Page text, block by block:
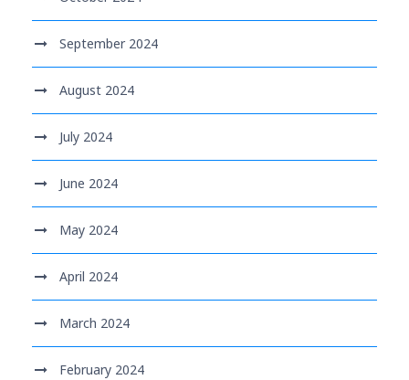
September 2024
August 2024
July 2024
June 2024
May 2024
April 2024
March 2024
February 2024